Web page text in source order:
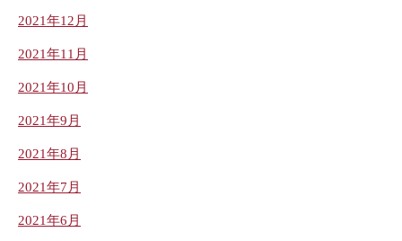
2021年12月
2021年11月
2021年10月
2021年9月
2021年8月
2021年7月
2021年6月